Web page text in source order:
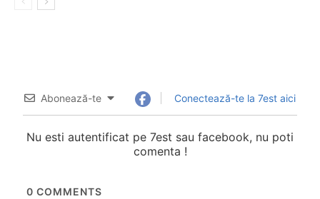
Abonează-te Conectează-te la 7est aici
Nu esti autentificat pe 7est sau facebook, nu poti
comenta !
0 COMMENTS